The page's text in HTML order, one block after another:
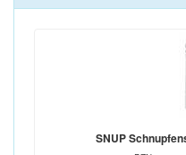
SNUP